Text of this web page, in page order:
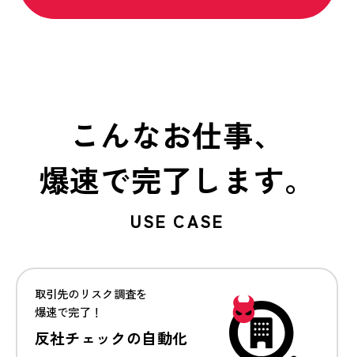
こんなお仕事、
爆速で完了します。
USE CASE
取引先のリスク調査を
爆速で完了！
反社チェックの自動化